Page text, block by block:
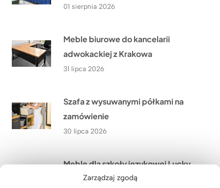
Zarządzaj zgodą
01 sierpnia 2026
Meble biurowe do kancelarii
adwokackiej z Krakowa
31 lipca 2026
Szafa z wysuwanymi półkami na
zamówienie
30 lipca 2026
Meble dla szkoły językowej Lucky
Academy w Biłgoraju – przestrzeń,